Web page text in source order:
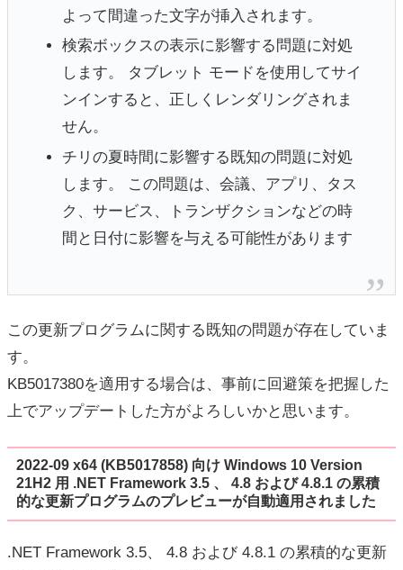
よって間違った文字が挿入されます。
検索ボックスの表示に影響する問題に対処
します。 タブレット モードを使用してサイ
ンインすると、正しくレンダリングされま
せん。
チリの夏時間に影響する既知の問題に対処
します。 この問題は、会議、アプリ、タス
ク、サービス、トランザクションなどの時
間と日付に影響を与える可能性があります
この更新プログラムに関する既知の問題が存在していま
す。
KB5017380を適用する場合は、事前に回避策を把握した
上でアップデートした方がよろしいかと思います。
2022-09 x64 (KB5017858) 向け Windows 10 Version
21H2 用 .NET Framework 3.5 、 4.8 および 4.8.1 の累積
的な更新プログラムのプレビューが自動適用されました
.NET Framework 3.5、 4.8 および 4.8.1 の累積的な更新